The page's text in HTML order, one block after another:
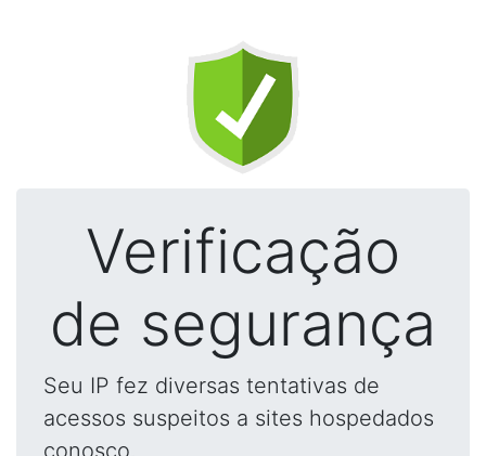
Verificação
de segurança
Seu IP fez diversas tentativas de
acessos suspeitos a sites hospedados
conosco.